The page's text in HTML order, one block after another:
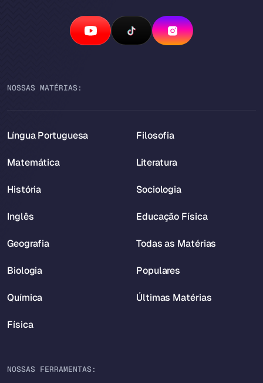
NOSSAS MATÉRIAS:
Língua Portuguesa
Matemática
História
Inglês
Geografia
Biologia
Química
Física
Filosofia
Literatura
Sociologia
Educação Física
Todas as Matérias
Populares
Últimas Matérias
NOSSAS FERRAMENTAS: